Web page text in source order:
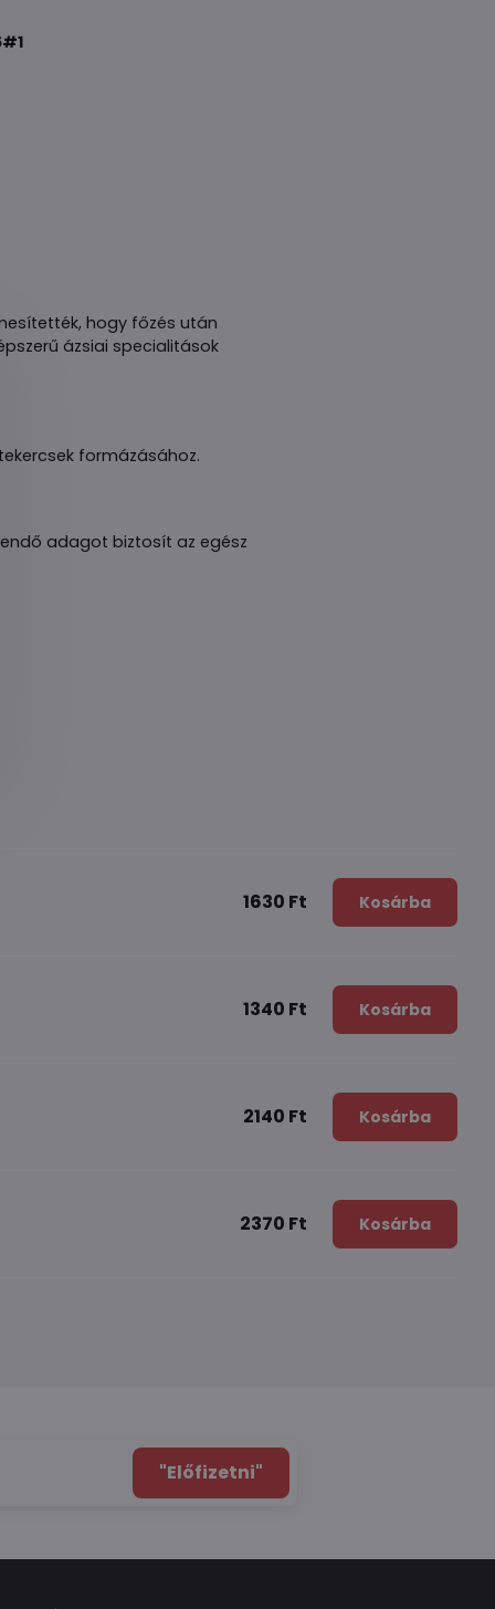
hogy főzés után
ázsiai specialitások
formázásához.
adagot biztosít az egész
1630 Ft Kosárba
1340 Ft Kosárba
2140 Ft Kosárba
2370 Ft Kosárba
"Előfizetni"